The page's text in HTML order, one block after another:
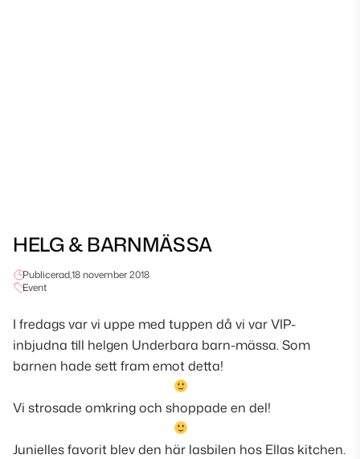
HELG & BARNMÄSSA
Publicerad,18 november 2018
Event
I fredags var vi uppe med tuppen då vi var VIP-
inbjudna till helgen Underbara barn-mässa. Som
barnen hade sett fram emot detta!
Vi strosade omkring och shoppade en del!
Junielles favorit blev den här lasbilen hos Ellas kitchen.